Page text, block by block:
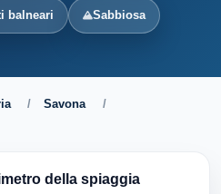
balneari Sabbiosa
/ Savona
/
della spiaggia